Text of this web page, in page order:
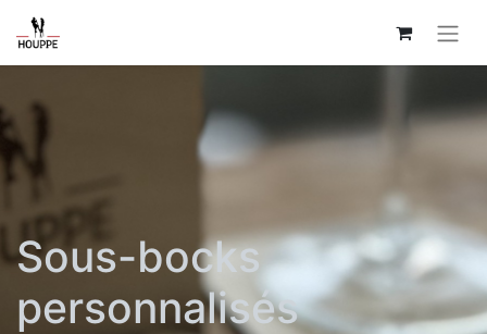
Sous-bocks
personnalisés